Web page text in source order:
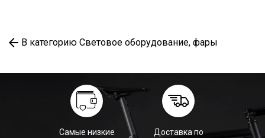
В категорию Световое оборудование, фары
Самые низкие
Доставка по